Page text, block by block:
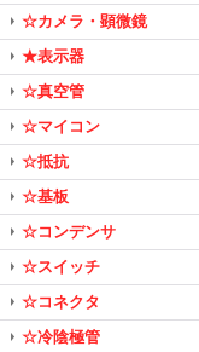
☆カメラ・顕微鏡
★表示器
☆真空管
☆マイコン
☆抵抗
☆基板
☆コンデンサ
☆スイッチ
☆コネクタ
☆冷陰極管